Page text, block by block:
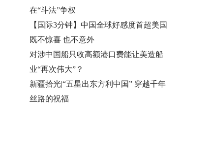
在“斗法”争权
【国际3分钟】中国全球好感度首超美国
既不惊喜 也不意外
对涉中国船只收高额港口费能让美造船
业“再次伟大”？
新疆拾光|“五星出东方利中国” 穿越千年
丝路的祝福